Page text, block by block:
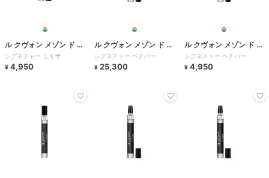
ル クヴォン メゾン ド パ
ルファム
シグネチャー ミモザ
¥ 4,950
ル クヴォン メゾン ド パ
ルファム
シグネチャー ベチバー
¥ 25,300
ル クヴォン メゾン ド パ
ルファム
シグネチャー ベチバー
¥ 4,950